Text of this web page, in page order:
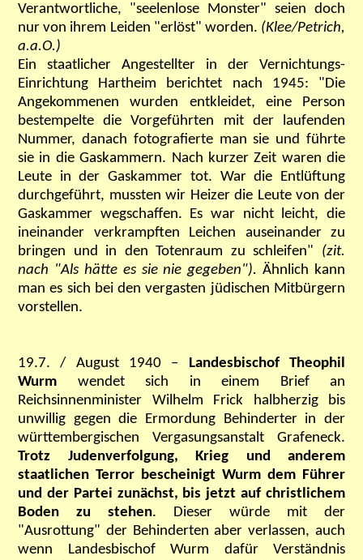
Verantwortliche, "seelenlose Monster" seien doch
nur von ihrem Leiden "erlöst" worden. (Klee/Petrich,
a.a.O.)
Ein staatlicher Angestellter in der Vernichtungs-
Einrichtung Hartheim berichtet nach 1945: "Die
Angekommenen wurden entkleidet, eine Person
bestempelte die Vorgeführten mit der laufenden
Nummer, danach fotografierte man sie und führte
sie in die Gaskammern. Nach kurzer Zeit waren die
Leute in der Gaskammer tot. War die Entlüftung
durchgeführt, mussten wir Heizer die Leute von der
Gaskammer wegschaffen. Es war nicht leicht, die
ineinander verkrampften Leichen auseinander zu
bringen und in den Totenraum zu schleifen" (zit.
nach "Als hätte es sie nie gegeben").Ähnlich kann
man es sich bei den vergasten jüdischen Mitbürgern
vorstellen.
19.7. / August 1940 – Landesbischof Theophil
Wurm wendet sich in einem Brief an
Reichsinnenminister Wilhelm Frick halbherzig bis
unwillig gegen die Ermordung Behinderter in der
württembergischen Vergasungsanstalt Grafeneck.
Trotz Judenverfolgung, Krieg und anderem
staatlichen Terror bescheinigt Wurm dem Führer
und der Partei zunächst, bis jetzt auf christlichem
Boden zu stehen. Dieser würde mit der
"Ausrottung" der Behinderten aber verlassen, auch
wenn Landesbischof Wurm dafür Verständnis